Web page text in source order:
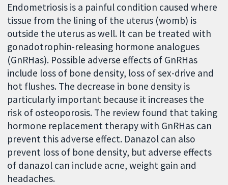
Endometriosis is a painful condition caused where
tissue from the lining of the uterus (womb) is
outside the uterus as well. It can be treated with
gonadotrophin-releasing hormone analogues
(GnRHas). Possible adverse effects of GnRHas
include loss of bone density, loss of sex-drive and
hot flushes. The decrease in bone density is
particularly important because it increases the
risk of osteoporosis. The review found that taking
hormone replacement therapy with GnRHas can
prevent this adverse effect. Danazol can also
prevent loss of bone density, but adverse effects
of danazol can include acne, weight gain and
headaches.